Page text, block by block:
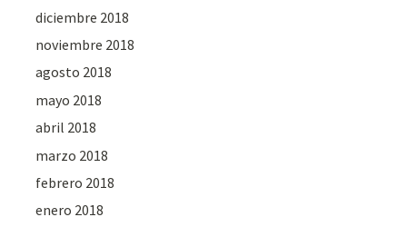
diciembre 2018
noviembre 2018
agosto 2018
mayo 2018
abril 2018
marzo 2018
febrero 2018
enero 2018